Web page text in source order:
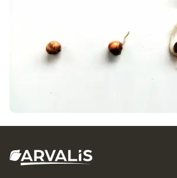
La fonte des semis menace les
épinards bretons : la R&D se
En Bretagne, les problèmes de fonte
cultures de maïs et d’épinard...